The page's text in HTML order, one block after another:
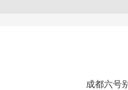
成都六号